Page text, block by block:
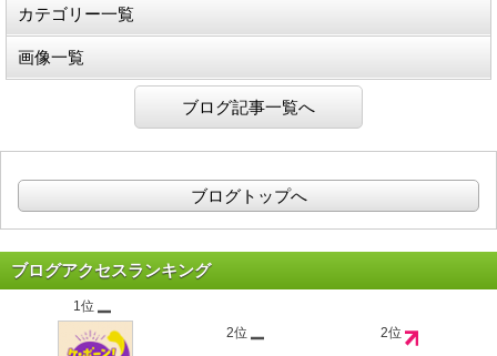
カテゴリー一覧
画像一覧
ブログ記事一覧へ
ブログトップへ
ブログアクセスランキング
1位
2位 2位